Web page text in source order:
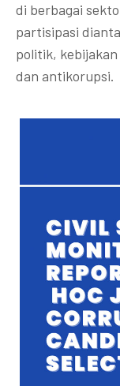
di berbagai
partisipasi
politik,
dan antikorupsi.